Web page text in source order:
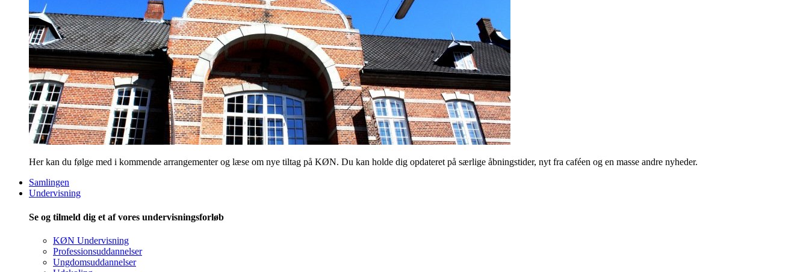
Her kan du følge med i kommende arrangementer og læse om nye tiltag på KØN. Du kan holde dig opdateret på særlige åbningstider, nyt fra caféen og en masse andre nyheder.
Samlingen
Undervisning
Se og tilmeld dig et af vores undervisningsforløb
KØN Undervisning
Professionsuddannelser
Ungdomsuddannelser